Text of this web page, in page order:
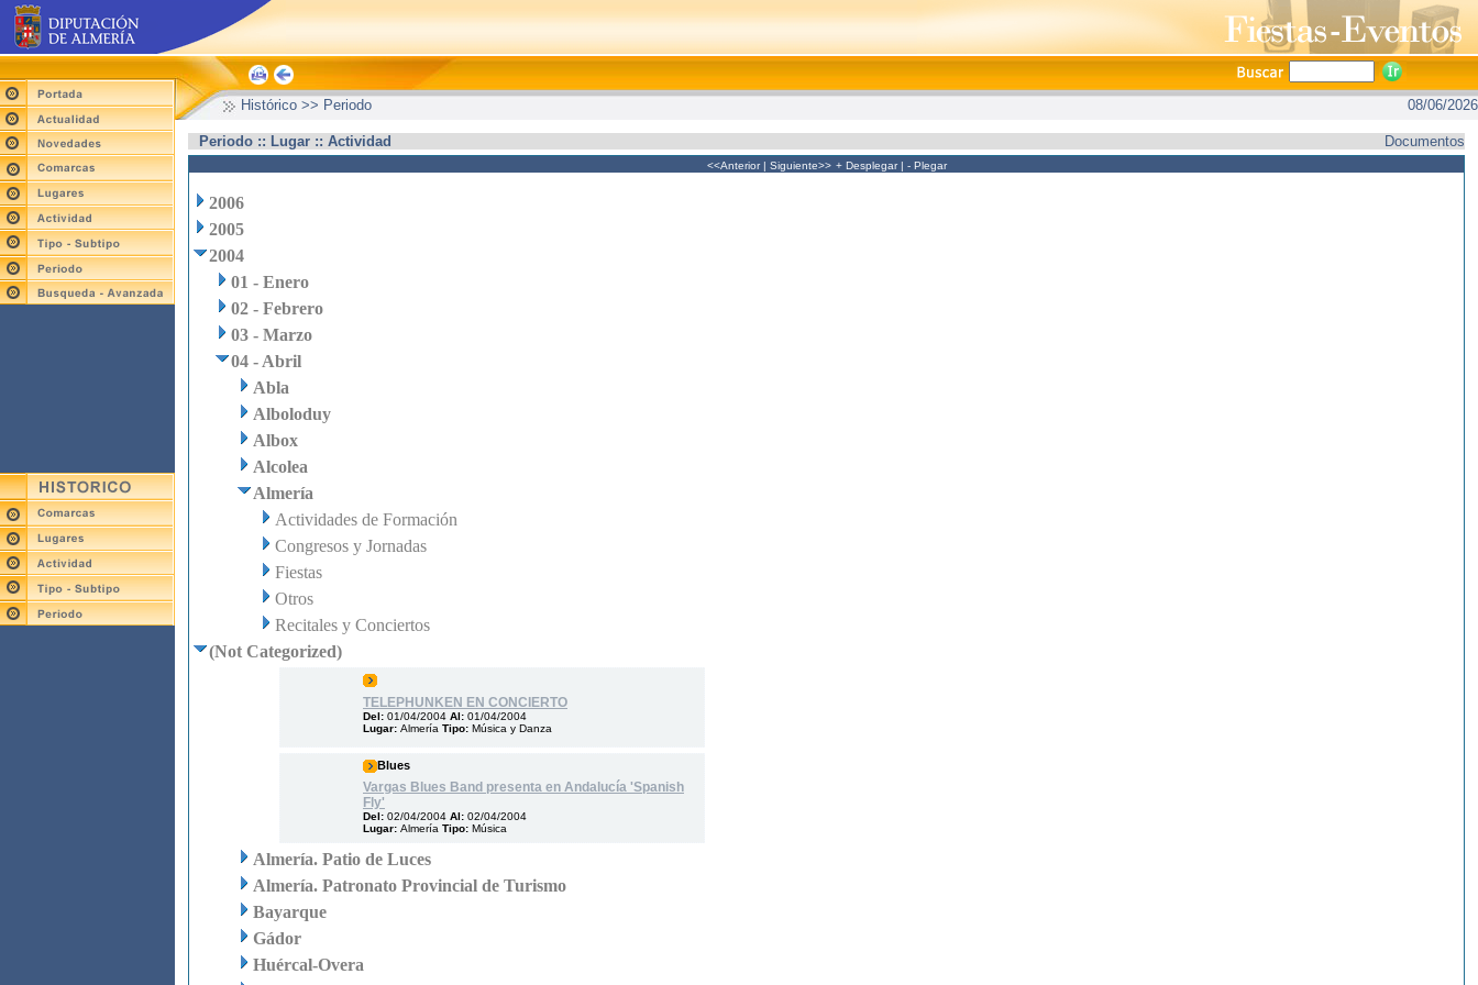
Histórico >> Periodo 08/06/2026
Periodo :: Lugar :: Actividad Documentos
<<Anterior| Siguiente>> + Desplegar| - Plegar
2006
2005
2004
01 - Enero
02 - Febrero
03 - Marzo
04 - Abril
Abla
Alboloduy
Albox
Alcolea
Almería
Actividades de Formación
Congresos y Jornadas
Fiestas
Otros
Recitales y Conciertos
(Not Categorized)
TELEPHUNKEN EN CONCIERTO
Del: 01/04/2004 Al: 01/04/2004
Lugar: Almería Tipo: Música y Danza
Blues
Vargas Blues Band presenta en Andalucía 'Spanish
Fly'
Del: 02/04/2004 Al: 02/04/2004
Lugar: Almería Tipo: Música
Almería. Patio de Luces
Almería. Patronato Provincial de Turismo
Bayarque
Gádor
Huércal-Overa